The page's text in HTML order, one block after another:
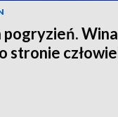
pogryzień.
stronie